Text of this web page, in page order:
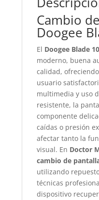
Cambio
Doogee
El Doogee Blade 10
moderno, buena
calidad,
usuario
multimedia y uso
resistente, la
componente
caídas o presión
afectar tanto la
visual. En Doctor
cambio de
utilizando
técnicas
dispositivo